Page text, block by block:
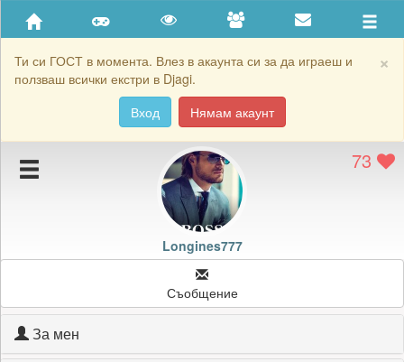
×
Ти си ГОСТ в момента. Влез в акаунта си за да играеш и
ползваш всички екстри в Djagi.
Вход
Нямам акаунт
Приятели
Хронология на игри
Подаръците на Longines777
Картичките на Longines777
Блокирай Longines777
73
Longines777
Съобщение
За мен